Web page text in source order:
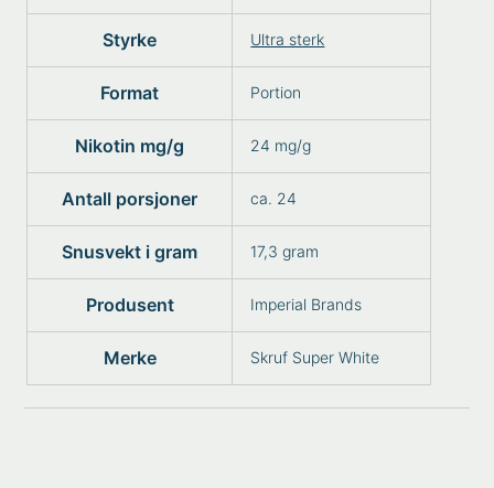
Styrke Ultra sterk
Format Portion
Nikotin mg/g 24 mg/g
Antall porsjoner ca. 24
Snusvekt i gram 17,3 gram
Produsent Imperial Brands
Merke Skruf Super White